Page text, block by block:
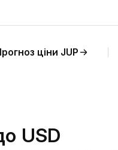
ціни JUP
USD